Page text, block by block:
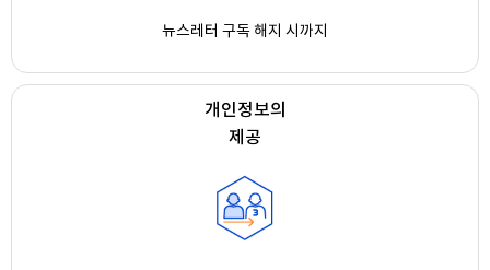
뉴스레터 구독 해지 시까지
개인정보의
제공